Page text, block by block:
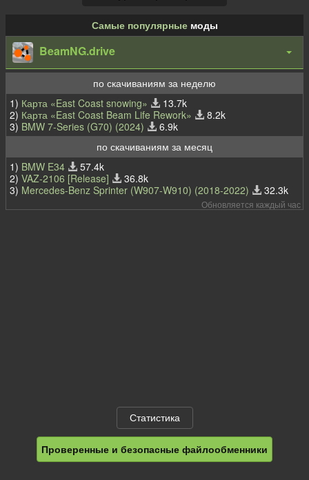
Самые популярныемоды
BeamNG.drive
по скачиваниям за неделю
1) Карта «East Coast snowing»
13.7k
2) Карта «East Coast Beam Life Rework»
8.2k
3) BMW 7-Series (G70) (2024)
6.9k
по скачиваниям за месяц
1) BMW E34
57.4k
2) VAZ-2106 [Release]
36.8k
3) Mercedes-Benz Sprinter (W907-W910) (2018-2022) 32.3k
Обновляется каждый час
Статистика
Проверенные и безопасные файлообменники